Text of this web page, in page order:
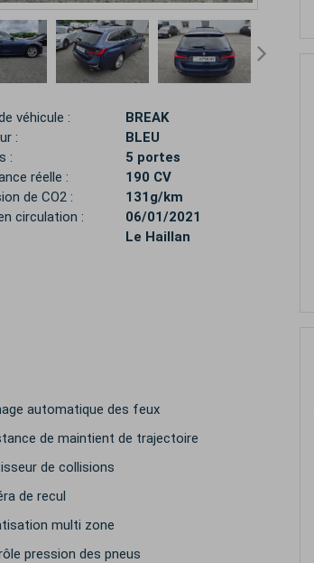
véhicule :
BREAK
:
BLEU
:
5 portes
réelle :
190 CV
de CO2 :
131g/km
circulation :
06/01/2021
Le Haillan
automatique des feux
de maintient de trajectoire
de collisions
de recul
multi zone
pression des pneus